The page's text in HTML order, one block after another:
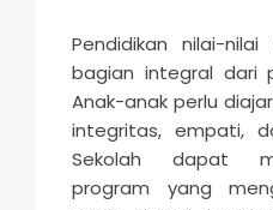
Pendidikan nilai-
bagian integral dari
Anak-anak perlu
integritas, empati,
Sekolah dapat
program yang